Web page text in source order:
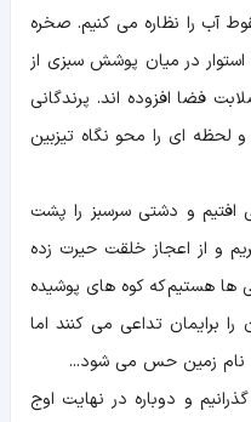
آب را نظاره می کنیم. صخره
در میان پوشش سبزی از
فضا افزوده اند. پرندگانی
و لحظه ای را محو نگاه تیزبین
افتیم و دشتی سرسبز را پشت
و از اعجاز خلقت حیرت زده
هستیم که کوه های پوشیده
برایمان تداعی می کنند اما
نام زمین حس می شود...
و دوباره در نهایت اوج